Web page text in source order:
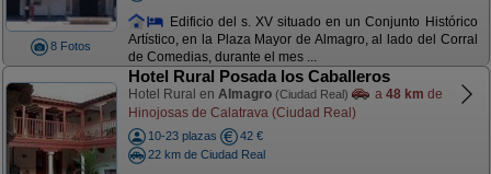
8 Fotos
Edificio del s. XV situado en un Conjunto Histórico
Artístico, en la Plaza Mayor de Almagro, al lado del Corral
de Comedias, durante el mes ...
Hotel Rural Posada los Caballeros
Hotel Rural en Almagro (Ciudad Real) a 48 km de
Hinojosas de Calatrava (Ciudad Real)
10-23 plazas
42 €
22 km de Ciudad Real